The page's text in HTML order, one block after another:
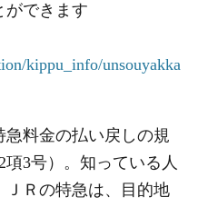
ができます
kippu_info/unsouyakka
料金の払い戻しの規
3号）。知っている人
ＪＲの特急は、目的地